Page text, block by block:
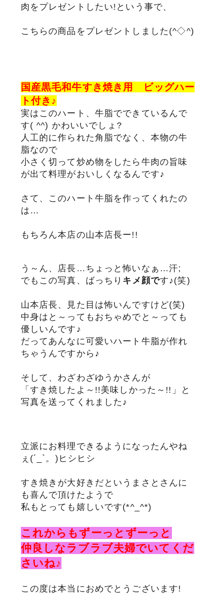
肉をプレゼントしたい!という事で、
こちらの商品をプレゼントしました(^◇^)
国産黒毛和牛すき焼き用 ビッグハー
ト付き♪
実はこのハート、牛脂でできているんで
す( ^^) かわいいでしょ?
人工的に作られた角脂でなく、本物の牛
脂なので
小さく切って炒め物をしたら牛肉の旨味
が出て料理がおいしくなるんです♪
さて、このハート牛脂を作ってくれたの
は…
もちろん本店の山本店長ー!!
う～ん、店長…ちょっと怖いなぁ…汗;
でもこの写真、ばっちり キ メ 顔です♪(笑)
山本店長、見た目は怖いんですけど(笑)
中身はと～ってもおちゃめでと～っても
優しいんです♪
だってあんなに可愛いハート牛脂が作れ
ちゃうんですから♪
そして、わざわざゆうかさんが
「すき焼したよ～!!美味しかった～!!」と
写真を送ってくれました♪
立派にお料理できるようになったんやね
ぇ(´_`。)ヒシヒシ
すき焼きが大好きだというまさとさんに
も喜んで頂けたようで
私もとっても嬉しいです(*^_^*)
これからもずーっとずーっと
仲良しなラブラブ夫婦でいてくだ
さいね♪
この度は本当におめでとうございます!